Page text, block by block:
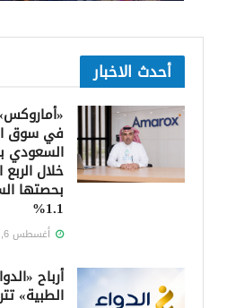
أحدث الاخبار
في سوق
خلال
بحصتها
1.1%
أغسطس 6, 2026
أرباح
الطبية»